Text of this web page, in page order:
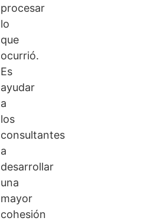
procesar
lo
que
ocurrió.
Es
ayudar
a
los
consultantes
a
desarrollar
una
mayor
cohesión